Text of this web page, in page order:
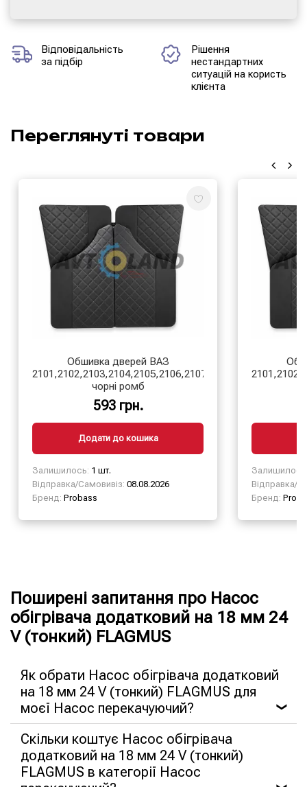
Відповідальність
за підбір
Рішення
нестандартних
ситуацій на користь
клієнта
Переглянуті товари
Обшивка дверей ВАЗ
2101,2102,2103,2104,2105,2106,2107
чорні ромб
593 грн.
Додати до кошика
Залишилось: 1 шт.
Відправка/Самовивіз: 08.08.2026
Бренд: Probass
Відправка/
Бренд:
Поширені запитання про Насос
обігрівача додатковий на 18 мм 24
V (тонкий) FLAGMUS
Як обрати Насос обігрівача додатковий
на 18 мм 24 V (тонкий) FLAGMUS для
моєї Насос перекачуючий?
❯
Скільки коштує Насос обігрівача
додатковий на 18 мм 24 V (тонкий)
FLAGMUS в категорії Насос